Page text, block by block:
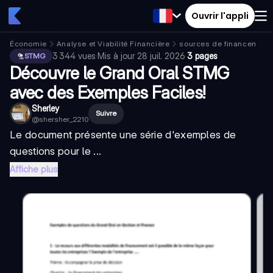
Ouvrir l'appli
Économie Analyse et Viabilité Financière
sources de financement
STMG
3 344 vues·Mis à jour 28 juil. 2026·3 pages
Découvre le Grand Oral STMG
avec des Exemples Faciles!
Sherley
@shersher_2210
Suivre
Le document présente une série d'exemples de
questions pour le ...
Affiche plus